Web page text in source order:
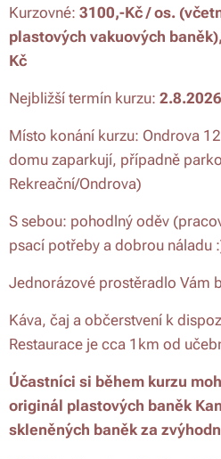
Kurzovné: 3100,-Kč / os.
plastových vakuových
Kč
Nejbližší termín kurzu:
Místo konání kurzu: Ondrova
domu zaparkují, případně
Rekreační/Ondrova)
S sebou: pohodlný oděv
psací potřeby a dobrou náladu
Jednorázové prostěradlo Vám
Káva, čaj a občerstvení k
Restaurace je cca 1km od
Účastníci si během kurzu
originál plastových baněk
skleněných baněk za